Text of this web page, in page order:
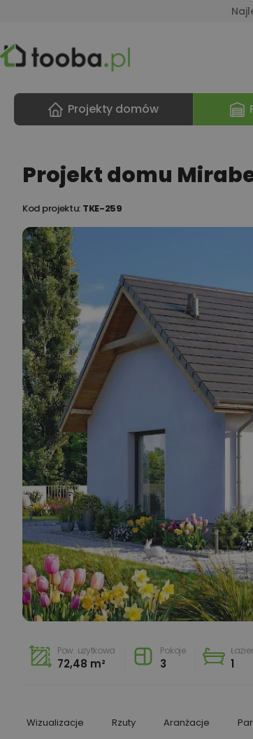
Projekty domów
Projekt domu
Kod projektu: TKE-259
Pow. użytkowa
72,48 m²
Pokoje
3 1
Wizualizacje Rzuty Aranżacje